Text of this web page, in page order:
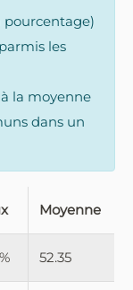
pourcentage)
les
la moyenne
dans un
Moyenne
52.35